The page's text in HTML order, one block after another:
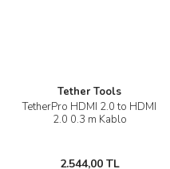
Tether Tools
TetherPro HDMI 2.0 to HDMI
2.0 0.3 m Kablo
2.544,00 TL